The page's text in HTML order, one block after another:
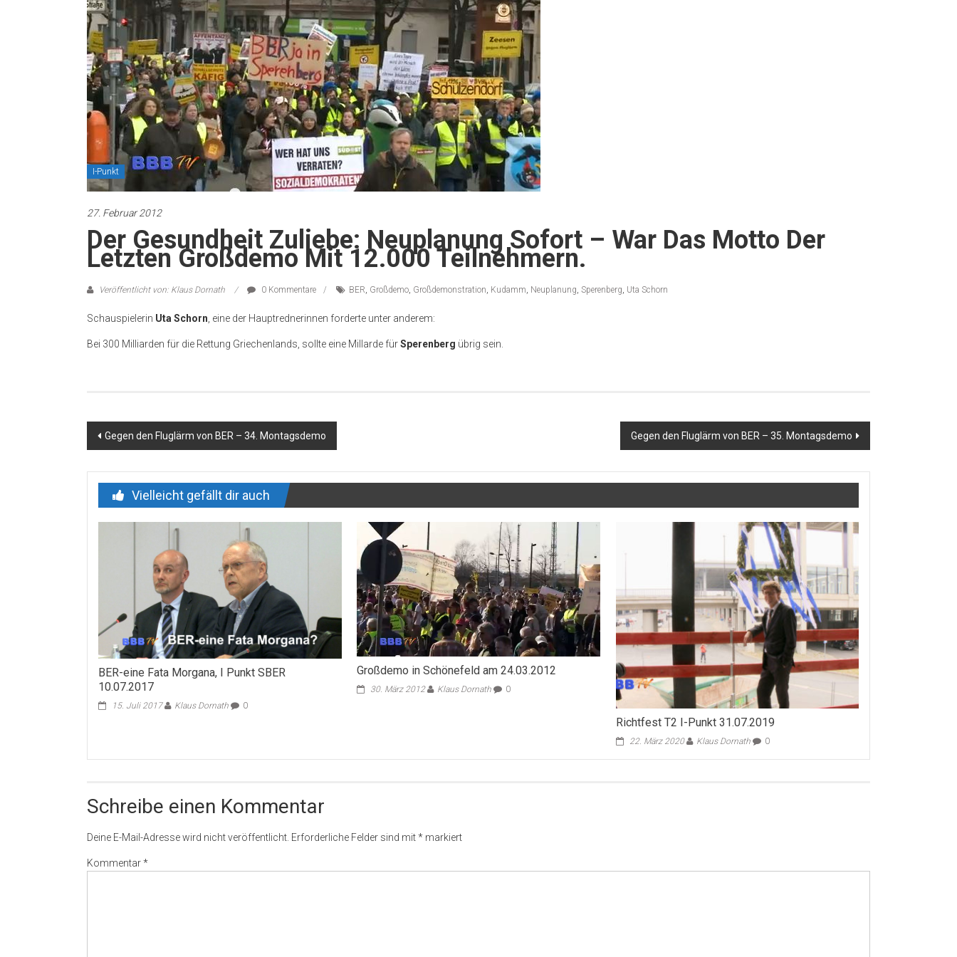
I-Punkt
27. Februar 2012
Der Gesundheit Zuliebe: Neuplanung Sofort – War Das Motto Der
Letzten Großdemo Mit 12.000 Teilnehmern.
Veröffentlicht von: Klaus Dornath 0 Kommentare BER, Großdemo, Großdemonstration, Kudamm, Neuplanung, Sperenberg, Uta Schorn
Schauspielerin Uta Schorn , eine der Hauptrednerinnen forderte unter anderem:
Bei 300 Milliarden für die Rettung Griechenlands, sollte eine Millarde fürSperenberg übrig sein.
Beitragsnavigation
Gegen den Fluglärm von BER – 34. Montagsdemo Gegen den Fluglärm von BER – 35. Montagsdemo
Vielleicht gefällt dir auch
BER-eine Fata Morgana, I Punkt SBER
10.07.2017
15. Juli 2017 Klaus Dornath 0
Großdemo in Schönefeld am 24.03.2012
30. März 2012 Klaus Dornath 0
Richtfest T2 I-Punkt 31.07.2019
22. März 2020 Klaus Dornath 0
Schreibe einen Kommentar
Deine E-Mail-Adresse wird nicht veröffentlicht. Erforderliche Felder sind mit* markiert
Kommentar*